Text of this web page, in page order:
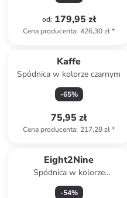
od: 179,95 zł
Cena producenta: 426,30 zł*
Kaffe
Spódnica w kolorze czarnym
-65%
75,95 zł
Cena producenta: 217,28 zł*
Eight2Nine
Spódnica w kolorze
miętowym
-54%